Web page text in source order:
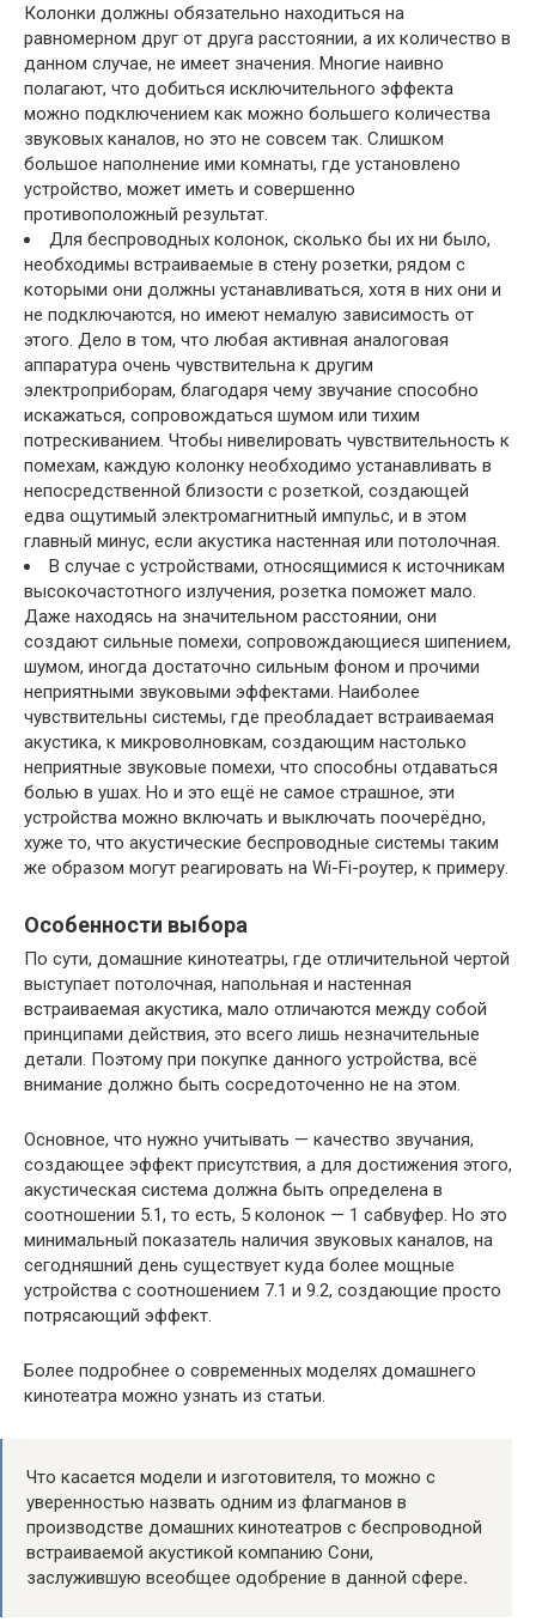
Колонки должны обязательно находиться на
равномерном друг от друга расстоянии, а их количество в
данном случае, не имеет значения. Многие наивно
полагают, что добиться исключительного эффекта
можно подключением как можно большего количества
звуковых каналов, но это не совсем так. Слишком
большое наполнение ими комнаты, где установлено
устройство, может иметь и совершенно
противоположный результат.
Для беспроводных колонок, сколько бы их ни было,
необходимы встраиваемые в стену розетки, рядом с
которыми они должны устанавливаться, хотя в них они и
не подключаются, но имеют немалую зависимость от
этого. Дело в том, что любая активная аналоговая
аппаратура очень чувствительна к другим
электроприборам, благодаря чему звучание способно
искажаться, сопровождаться шумом или тихим
потрескиванием. Чтобы нивелировать чувствительность к
помехам, каждую колонку необходимо устанавливать в
непосредственной близости с розеткой, создающей
едва ощутимый электромагнитный импульс, и в этом
главный минус, если акустика настенная или потолочная.
В случае с устройствами, относящимися к источникам
высокочастотного излучения, розетка поможет мало.
Даже находясь на значительном расстоянии, они
создают сильные помехи, сопровождающиеся шипением,
шумом, иногда достаточно сильным фоном и прочими
неприятными звуковыми эффектами. Наиболее
чувствительны системы, где преобладает встраиваемая
акустика, к микроволновкам, создающим настолько
неприятные звуковые помехи, что способны отдаваться
болью в ушах. Но и это ещё не самое страшное, эти
устройства можно включать и выключать поочерёдно,
хуже то, что акустические беспроводные системы таким
же образом могут реагировать на Wi-Fi-роутер, к примеру.
Особенности выбора
По сути, домашние кинотеатры, где отличительной чертой
выступает потолочная, напольная и настенная
встраиваемая акустика, мало отличаются между собой
принципами действия, это всего лишь незначительные
детали. Поэтому при покупке данного устройства, всё
внимание должно быть сосредоточенно не на этом.
Основное, что нужно учитывать — качество звучания,
создающее эффект присутствия, а для достижения этого,
акустическая система должна быть определена в
соотношении 5.1, то есть, 5 колонок — 1 сабвуфер. Но это
минимальный показатель наличия звуковых каналов, на
сегодняшний день существует куда более мощные
устройства с соотношением 7.1 и 9.2, создающие просто
потрясающий эффект.
Более подробнее о современных моделях домашнего
кинотеатра можно узнать из статьи.
Что касается модели и изготовителя, то можно с
уверенностью назвать одним из флагманов в
производстве домашних кинотеатров с беспроводной
встраиваемой акустикой компанию Сони,
заслужившую всеобщее одобрение в данной сфере.